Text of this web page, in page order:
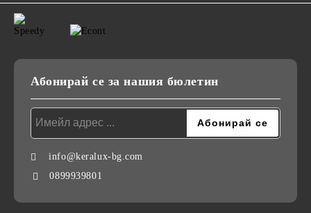
Абонирай се за нашия бюлетин
info@keralux-bg.com
0899939801